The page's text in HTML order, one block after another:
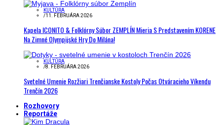
KULTÚRA
/11. FEBRUÁRA 2026
Kapela ICONITO & Folklórny Súbor ZEMPLÍN Mieria S Predstavením KORENE
Na Zimné Olympijské Hry Do Milána!
KULTÚRA
/8. FEBRUÁRA 2026
Svetelné Umenie Rozžiari Trenčianske Kostoly Počas Otváracieho Víkendu
Trenčín 2026
Rozhovory
Reportáže